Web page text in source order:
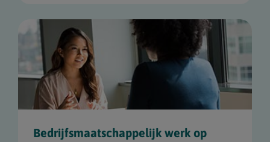
Bedrijfsmaatschappelijk werk op